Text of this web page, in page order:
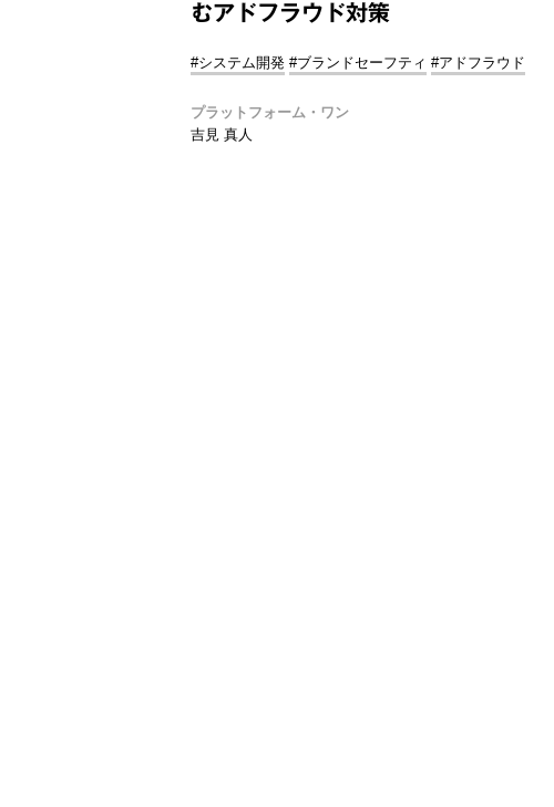
むアドフラウド対策
#システム開発 #ブランドセーフティ #アドフラウド
プラットフォーム・ワン
吉見 真人